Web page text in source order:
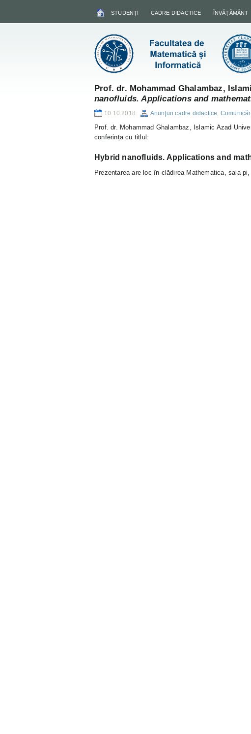
STUDENŢI CADRE DIDACTICE ÎNVĂŢĂMÂNT
Prof. dr. Mohammad Ghalambaz,
nanofluids. Applications and
10.10.2018 Anunţuri cadre didactice,
Prof. dr. Mohammad Ghalambaz, Islamic Azad
conferința cu titlul:
Hybrid nanofluids. Applications and
Prezentarea are loc în clădirea Mathematica, sala